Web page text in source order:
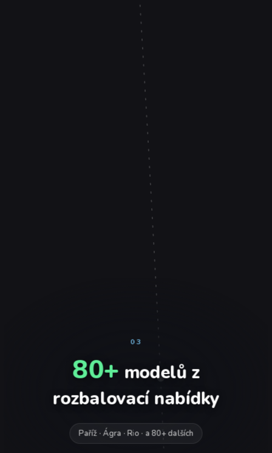
03
80+ modelů z
rozbalovací nabídky
Paříž · Ágra · Rio · a 80+ dalších